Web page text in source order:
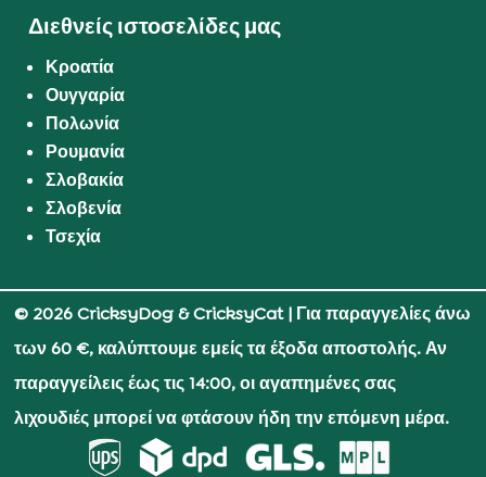
Διεθνείς ιστοσελίδες μας
Κροατία
Ουγγαρία
Πολωνία
Ρουμανία
Σλοβακία
Σλοβενία
Τσεχία
© 2026 CricksyDog & CricksyCat| Για παραγγελίες άνω
των 60 €, καλύπτουμε εμείς τα έξοδα αποστολής. Αν
παραγγείλεις έως τις 14:00, οι αγαπημένες σας
λιχουδιές μπορεί να φτάσουν ήδη την επόμενη μέρα.